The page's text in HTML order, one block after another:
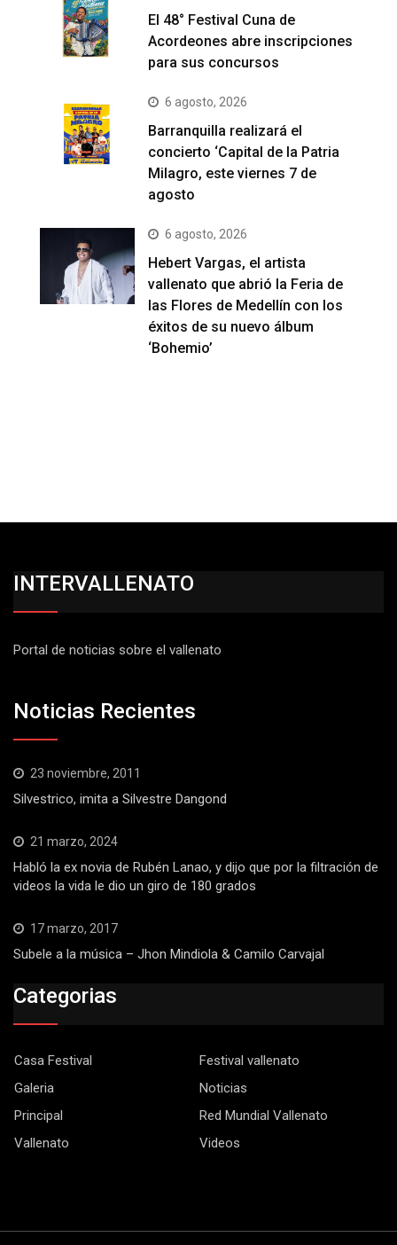
El 48° Festival Cuna de
Acordeones abre inscripciones
para sus concursos
6 agosto, 2026
Barranquilla realizará el
concierto ‘Capital de la Patria
Milagro, este viernes 7 de
agosto
6 agosto, 2026
Hebert Vargas, el artista
vallenato que abrió la Feria de
las Flores de Medellín con los
éxitos de su nuevo álbum
‘Bohemio’
INTERVALLENATO
Portal de noticias sobre el vallenato
Noticias Recientes
23 noviembre, 2011
Silvestrico, imita a Silvestre Dangond
21 marzo, 2024
Habló la ex novia de Rubén Lanao, y dijo que por la filtración de
videos la vida le dio un giro de 180 grados
17 marzo, 2017
Subele a la música – Jhon Mindiola & Camilo Carvajal
Categorias
Casa Festival
Festival vallenato
Galeria
Noticias
Principal
Red Mundial Vallenato
Vallenato
Videos